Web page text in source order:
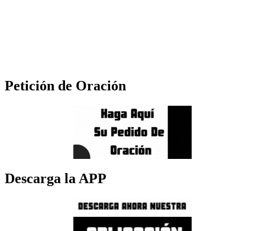
Petición de Oración
Descarga la APP